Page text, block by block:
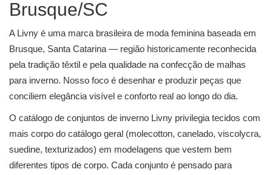
Brusque/SC
A Livny é uma marca brasileira de moda feminina baseada em
Brusque, Santa Catarina — região historicamente reconhecida
pela tradição têxtil e pela qualidade na confecção de malhas
para inverno. Nosso foco é desenhar e produzir peças que
conciliem elegância visível e conforto real ao longo do dia.
O catálogo de conjuntos de inverno Livny privilegia tecidos com
mais corpo do catálogo geral (molecotton, canelado, viscolycra,
suedine, texturizados) em modelagens que vestem bem
diferentes tipos de corpo. Cada conjunto é pensado para